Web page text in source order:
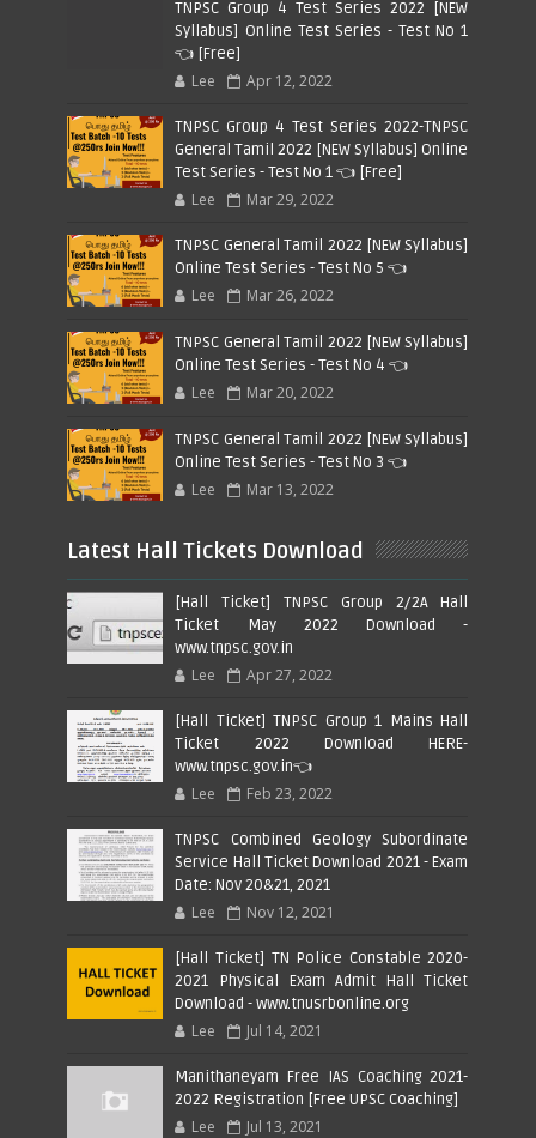
TNPSC Group 4 Test Series 2022 [NEW
Syllabus] Online Test Series - Test No 1
👈 [Free]
Lee Apr 12, 2022
TNPSC Group 4 Test Series 2022-TNPSC
General Tamil 2022 [NEW Syllabus] Online
Test Series - Test No 1 👈 [Free]
Lee Mar 29, 2022
TNPSC General Tamil 2022 [NEW Syllabus]
Online Test Series - Test No 5 👈
Lee Mar 26, 2022
TNPSC General Tamil 2022 [NEW Syllabus]
Online Test Series - Test No 4 👈
Lee Mar 20, 2022
TNPSC General Tamil 2022 [NEW Syllabus]
Online Test Series - Test No 3 👈
Lee Mar 13, 2022
Latest Hall Tickets Download
[Hall Ticket] TNPSC Group 2/2A Hall
Ticket May 2022 Download -
www.tnpsc.gov.in
Lee Apr 27, 2022
[Hall Ticket] TNPSC Group 1 Mains Hall
Ticket 2022 Download HERE-
www.tnpsc.gov.in👈
Lee Feb 23, 2022
TNPSC Combined Geology Subordinate
Service Hall Ticket Download 2021 - Exam
Date: Nov 20&21, 2021
Lee Nov 12, 2021
[Hall Ticket] TN Police Constable 2020-
2021 Physical Exam Admit Hall Ticket
Download - www.tnusrbonline.org
Lee Jul 14, 2021
Manithaneyam Free IAS Coaching 2021-
2022 Registration [Free UPSC Coaching]
Lee Jul 13, 2021